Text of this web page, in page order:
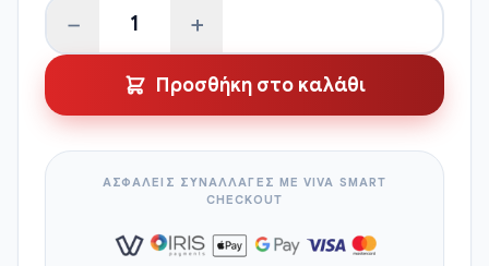
Ασύρματος
Marine
− +
Προσθήκη στο καλάθι
ΑΣΦΑΛΕΙΣ ΣΥΝΑΛΛΑΓΕΣ ΜΕ VIVA SMART
CHECKOUT